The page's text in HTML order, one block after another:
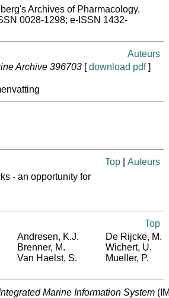
Archives of Pharmacology.
0028-1298; e-ISSN 1432-
Auteurs
Archive 396703 [download pdf]
Top
Auteurs
- an opportunity for
Top
Andresen, K.J.
Brenner, M.
Van Haelst, S.
De Rijcke, M.
Wichert, U.
Mueller, P.
Marine Information System